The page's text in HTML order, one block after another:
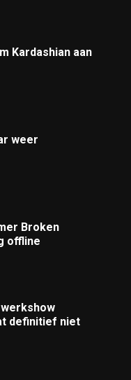
Kardashian aan
weer
Broken
offline
definitief niet